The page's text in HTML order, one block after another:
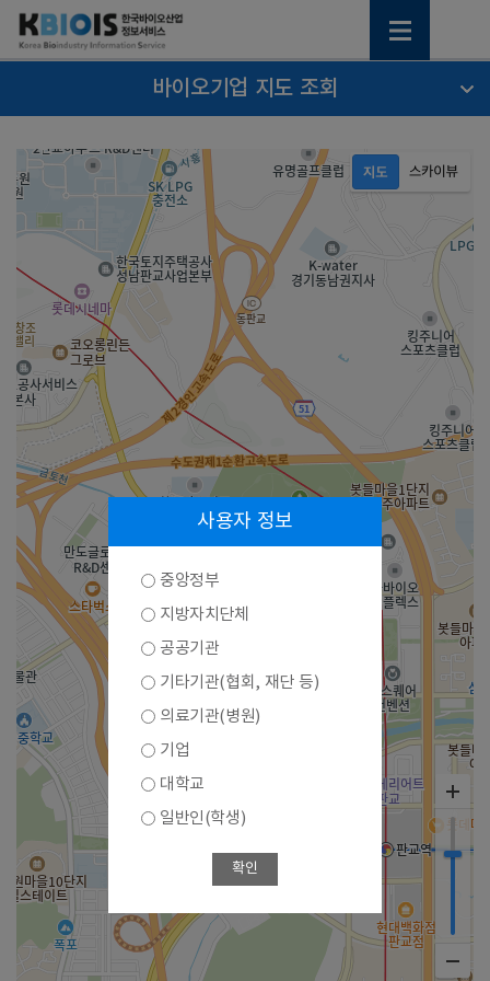
바이오기업 지도 조회
사용자 정보
중앙정부
지방자치단체
공공기관
기타기관(협회, 재단 등)
의료기관(병원)
기업
대학교
일반인(학생)
확인